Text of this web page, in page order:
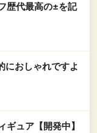
歴代最高の±を記
におしゃれですよ
ギュア【開発中】